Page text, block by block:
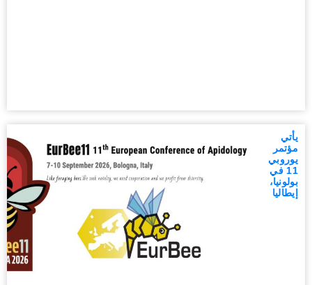
يأتي
مؤتمر
يوروبي
11 في
بولونيا،
إيطاليا